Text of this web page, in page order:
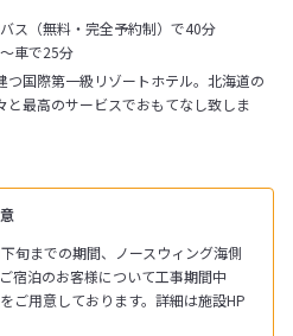
ス（無料・完全予約制）で40分
車で25分
旬までの期間、ノースウィング海側
宿泊のお客様について工事期間中
ご用意しております。詳細は施設HP
国際第一級リゾートホテル。北海道の
最高のサービスでおもてなし致しま